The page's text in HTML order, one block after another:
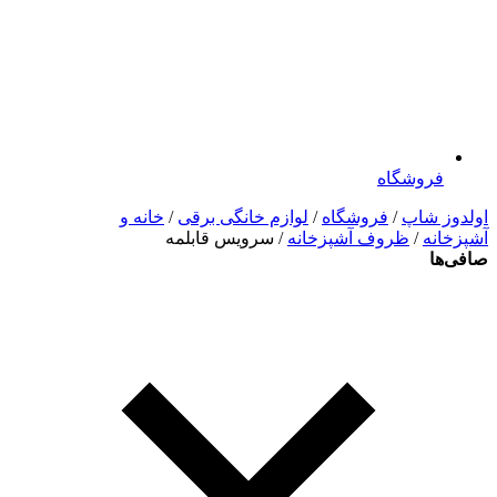
فروشگاه
اولدوز شاپ / فروشگاه / لوازم خانگی برقی / خانه و
آشپزخانه / ظروف آشپزخانه / سرویس قابلمه
صافی‌ها